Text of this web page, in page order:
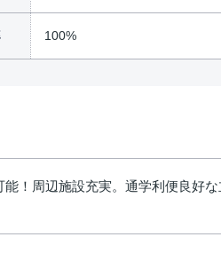
100%
！周辺施設充実。通学利便良好